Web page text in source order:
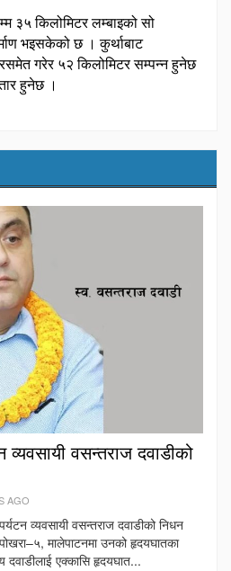
३५ किलोमिटर लम्बाइको सो
भइसकेको छ । कुर्थाबाट
गरेर ५२ किलोमिटर सम्पन्न हुनेछ
हुनेछ ।
वसन्तराज दवाडीको
AGO
व्यवसायी वसन्तराज दवाडीको निधन
मालेपाटनमा उनको हृदयघातका
दवाडीलाई एक्कासि हृदयघात...